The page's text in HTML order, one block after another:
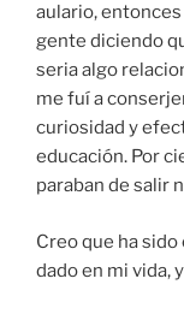
aulario, entonces
gente diciendo
seria algo
me fuí a
curiosidad y
educación. Por
paraban de salir
Creo que ha
dado en mi vida,